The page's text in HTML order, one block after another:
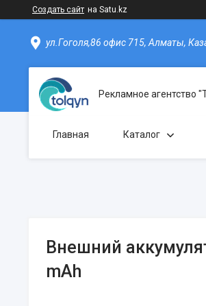
Создать сайт на Satu.kz
ул.Гоголя,86 офис 715, Алматы,
Рекламное агентство
Главная Каталог
Внешний
mAh